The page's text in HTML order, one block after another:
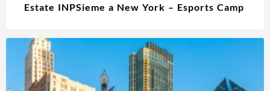
Estate INPSieme a New York – Esports Camp